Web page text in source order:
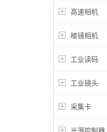
高速相机
棱镜相机
工业读码
工业镜头
采集卡